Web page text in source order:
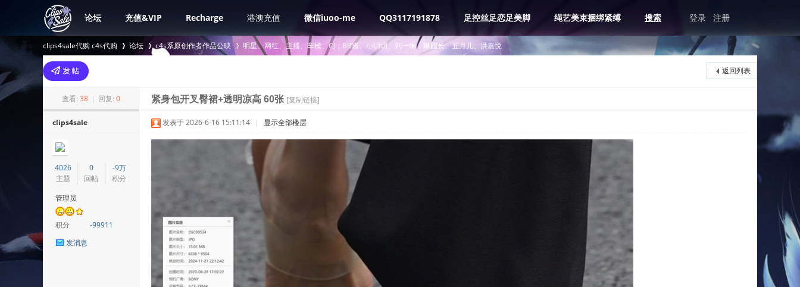
论坛 充值&VIP Recharge 港澳充值 微信iuoo-me QQ3117191878 足控丝足恋足美脚 绳艺美束捆绑紧缚 搜索 登录 注册
clips4sale代购 c4s代购
>
论坛 c4s系原创作者作品公映
›
明星、网红、主播、车模、CJ；BB酱、小玥玥、刘一琳、琳园长、五月儿、洪嘉悦
返回列表
查看: 38 | 回复: 0 紧身包开叉臀裙+透明凉高 60张 [复制链接]
clips4sale
4026
主题
0
回帖
-9万
积分
管理员
积分
-99911
发消息
发表于 2026-6-16 15:11:14 | 显示全部楼层